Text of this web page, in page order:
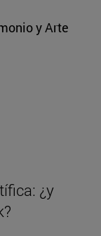
y Arte
¿y